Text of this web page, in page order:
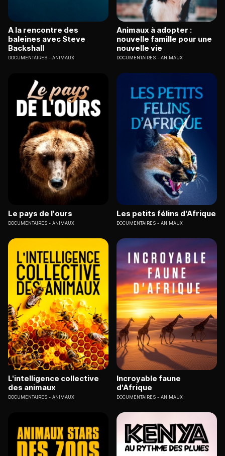
A la rencontre des
baleines avec Steve
Backshall
DOCUMENTAIRES ANIMAUX
Animaux à adopter :
nouvelle famille pour une
nouvelle vie
DOCUMENTAIRES ANIMAUX
Le pays de l'ours
DOCUMENTAIRES ANIMAUX
Les petits félins d'Afrique
DOCUMENTAIRES ANIMAUX
L'intelligence collective
des animaux
DOCUMENTAIRES ANIMAUX
Incroyable faune
d'Afrique
DOCUMENTAIRES ANIMAUX